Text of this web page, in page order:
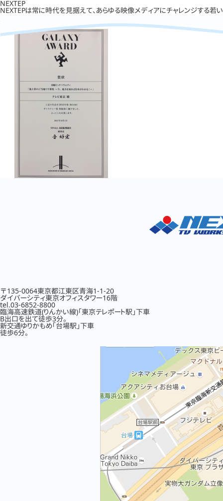
NEXTEP
NEXTEPは常に時代を見据えて、あらゆる映像メディアにチャレンジする若
〒135-0064東京都江東区青海1-1-20
ダイバーシティ東京オフィスタワー16階
tel.03-6852-8800
臨海高速鉄道(りんかい線)「東京テレポート駅」下車
B出口を出て徒歩3分。
新交通ゆりかもめ「台場駅」下車
徒歩6分。